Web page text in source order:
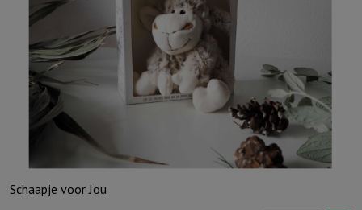
world
aantal
Schaapje voor Jou